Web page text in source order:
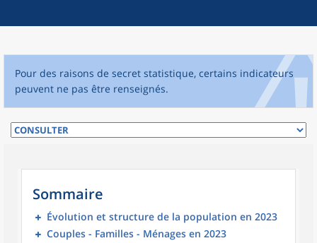
Pour des raisons de secret statistique, certains indicateurs
peuvent ne pas être renseignés.
Sommaire
Évolution et structure de la population en 2023
Couples - Familles - Ménages en 2023